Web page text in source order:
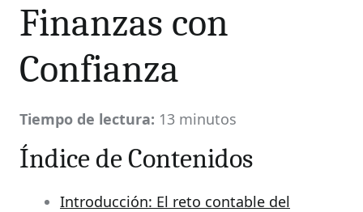
Finanzas con
Confianza
Tiempo de lectura: 13 minutos
Índice de Contenidos
Introducción: El reto contable del